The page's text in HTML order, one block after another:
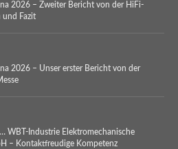
2026 – Zweiter Bericht von der HiFi-
und Fazit
2026 – Unser erster Bericht von der
WBT-Industrie Elektromechanische
– Kontaktfreudige Kompetenz